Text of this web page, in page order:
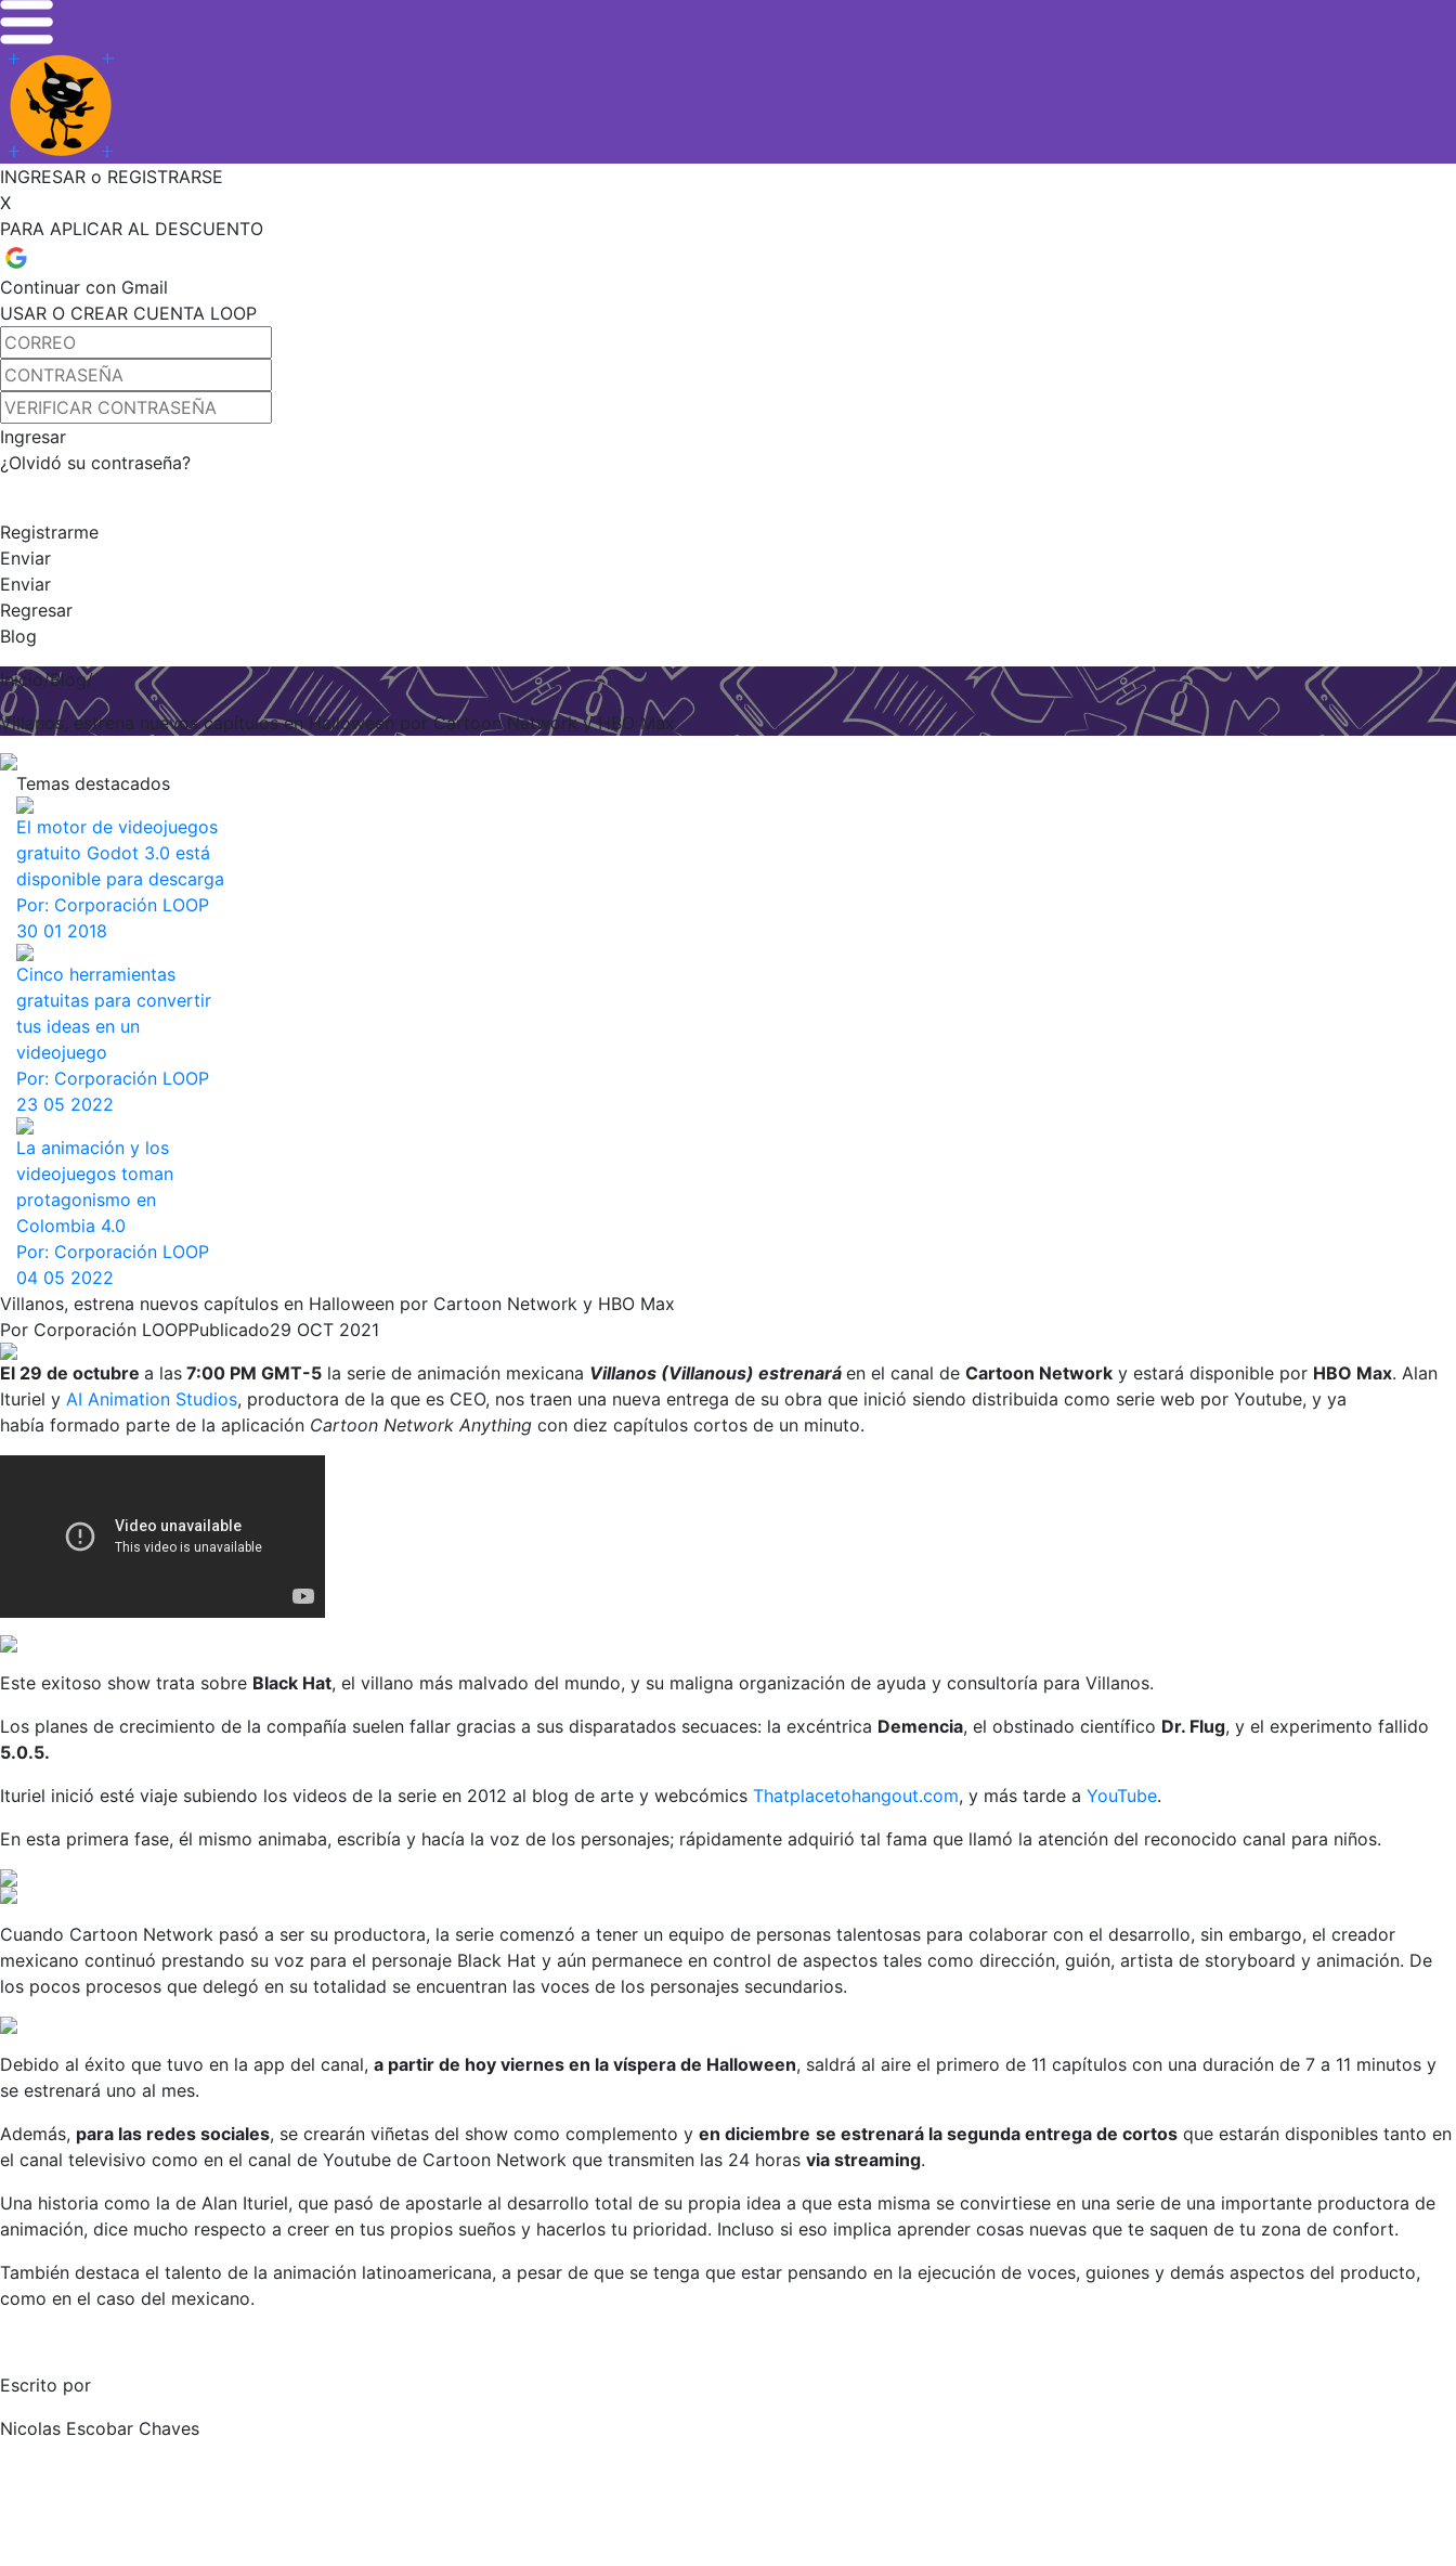
INGRESAR o REGISTRARSE
X
PARA APLICAR AL DESCUENTO
Continuar con Gmail
USAR O CREAR CUENTA LOOP
Ingresar
¿Olvidó su contraseña?
Registrarme
Enviar
Enviar
Regresar
Blog
Inicio/Blog/
Villanos, estrena nuevos capítulos en Halloween por Cartoon Network y HBO Max
Temas destacados
El motor de videojuegos
gratuito Godot 3.0 está
disponible para descarga
Por: Corporación LOOP
30 01 2018
Cinco herramientas
gratuitas para convertir
tus ideas en un
videojuego
Por: Corporación LOOP
23 05 2022
La animación y los
videojuegos toman
protagonismo en
Colombia 4.0
Por: Corporación LOOP
04 05 2022
Villanos, estrena nuevos capítulos en Halloween por Cartoon Network y HBO Max
Por Corporación LOOPPublicado29 OCT 2021
El 29 de octubre a las 7:00 PM GMT-5 la serie de animación mexicana Villanos (Villanous) estrenará en el canal de Cartoon Network y estará disponible por HBO Max. Alan
Ituriel y AI Animation Studios, productora de la que es CEO, nos traen una nueva entrega de su obra que inició siendo distribuida como serie web por Youtube, y ya
había formado parte de la aplicación Cartoon Network Anything con diez capítulos cortos de un minuto.
Este exitoso show trata sobre Black Hat, el villano más malvado del mundo, y su maligna organización de ayuda y consultoría para Villanos.
Los planes de crecimiento de la compañía suelen fallar gracias a sus disparatados secuaces: la excéntrica Demencia, el obstinado científico Dr. Flug, y el experimento fallido
5.0.5.
Ituriel inició esté viaje subiendo los videos de la serie en 2012 al blog de arte y webcómics Thatplacetohangout.com, y más tarde a YouTube.
En esta primera fase, él mismo animaba, escribía y hacía la voz de los personajes; rápidamente adquirió tal fama que llamó la atención del reconocido canal para niños.
Cuando Cartoon Network pasó a ser su productora, la serie comenzó a tener un equipo de personas talentosas para colaborar con el desarrollo, sin embargo, el creador
mexicano continuó prestando su voz para el personaje Black Hat y aún permanece en control de aspectos tales como dirección, guión, artista de storyboard y animación. De
los pocos procesos que delegó en su totalidad se encuentran las voces de los personajes secundarios.
Debido al éxito que tuvo en la app del canal, a partir de hoy viernes en la víspera de Halloween, saldrá al aire el primero de 11 capítulos con una duración de 7 a 11 minutos y
se estrenará uno al mes.
Además, para las redes sociales, se crearán viñetas del show como complemento y en diciembre se estrenará la segunda entrega de cortos que estarán disponibles tanto en
el canal televisivo como en el canal de Youtube de Cartoon Network que transmiten las 24 horas via streaming.
Una historia como la de Alan Ituriel, que pasó de apostarle al desarrollo total de su propia idea a que esta misma se convirtiese en una serie de una importante productora de
animación, dice mucho respecto a creer en tus propios sueños y hacerlos tu prioridad. Incluso si eso implica aprender cosas nuevas que te saquen de tu zona de confort.
También destaca el talento de la animación latinoamericana, a pesar de que se tenga que estar pensando en la ejecución de voces, guiones y demás aspectos del producto,
como en el caso del mexicano.
Escrito por
Nicolas Escobar Chaves